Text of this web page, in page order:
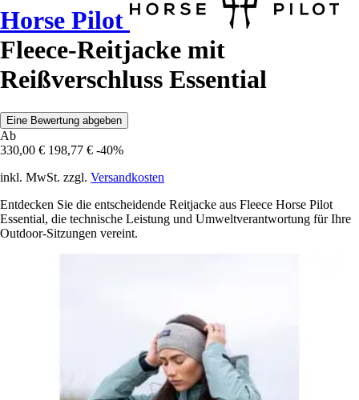
Horse Pilot
Fleece-Reitjacke mit
Reißverschluss Essential
Eine Bewertung abgeben
Ab
330,00 € 198,77 € -40%
inkl. MwSt. zzgl. Versandkosten
Entdecken Sie die entscheidende Reitjacke aus Fleece Horse Pilot
Essential, die technische Leistung und Umweltverantwortung für Ihre
Outdoor-Sitzungen vereint.